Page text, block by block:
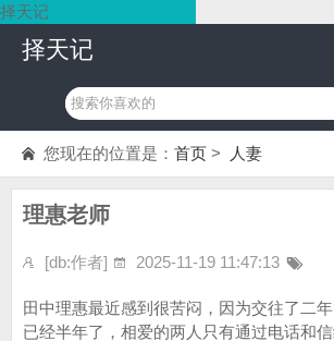
择天记
择天记
您现在的位置是： 首页 > 人妻
理惠老师
[db:作者] 2025-11-19 11:47:13
田中理惠最近感到很苦闷，因为交往了二
已经半年了，相爱的两人只有通过电话和